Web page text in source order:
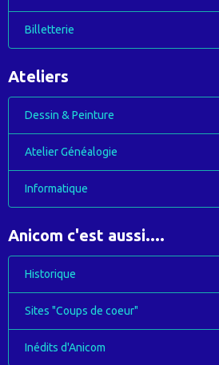
Billetterie
Ateliers
Dessin & Peinture
Atelier Généalogie
Informatique
Anicom c'est aussi....
Historique
Sites "Coups de coeur"
Inédits d'Anicom